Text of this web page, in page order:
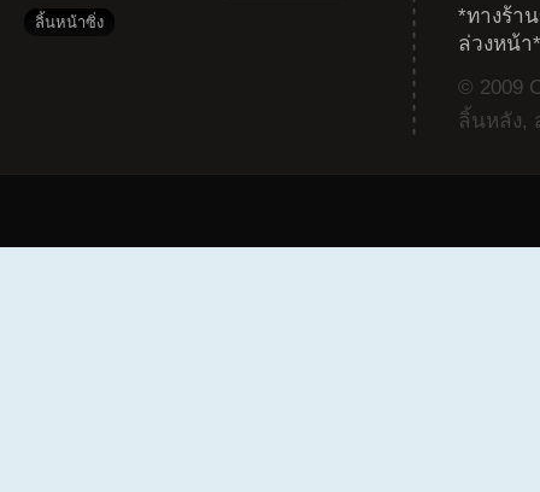
ลิ้นหน้าซิ่ง
*ทางร้า
ล่วงหน้า*
© 2009
ลิ้นหลัง,